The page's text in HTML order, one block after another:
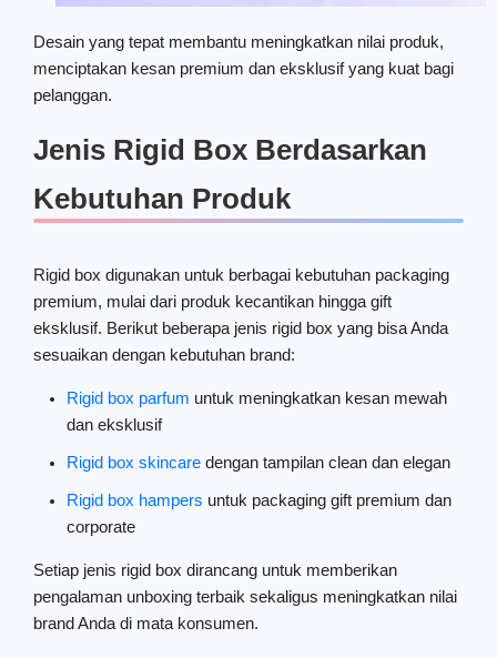
Desain yang tepat membantu meningkatkan nilai produk,
menciptakan kesan premium dan eksklusif yang kuat bagi
pelanggan.
Jenis Rigid Box Berdasarkan
Kebutuhan Produk
Rigid box digunakan untuk berbagai kebutuhan packaging
premium, mulai dari produk kecantikan hingga gift
eksklusif. Berikut beberapa jenis rigid box yang bisa Anda
sesuaikan dengan kebutuhan brand:
Rigid box parfum untuk meningkatkan kesan mewah
dan eksklusif
Rigid box skincare dengan tampilan clean dan elegan
Rigid box hampers untuk packaging gift premium dan
corporate
Setiap jenis rigid box dirancang untuk memberikan
pengalaman unboxing terbaik sekaligus meningkatkan nilai
brand Anda di mata konsumen.